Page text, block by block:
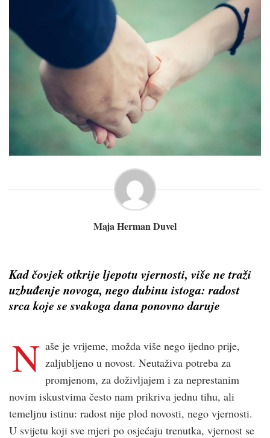
Maja Herman Duvel
Kad čovjek otkrije ljepotu vjernosti, više ne traži
uzbuđenje novoga, nego dubinu istoga: radost
srca koje se svakoga dana ponovno daruje
N aše je vrijeme, možda više nego ijedno prije,
zaljubljeno u novost. Neutaživa potreba za
promjenom, za doživljajem i za neprestanim
novim iskustvima često nam prikriva jednu tihu, ali
temeljnu istinu: radost nije plod novosti, nego vjernosti.
U svijetu koji sve mjeri po osjećaju trenutka, vjernost se